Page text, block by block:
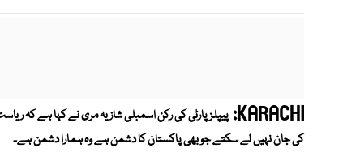
KARACHI: پیپلزپارٹی کی رکن اسمبلی شازیہ مری نے کہا ہے کہ
کی جان نہیں لے سکتے جو بھی پاکستان کا دشمن ہے وہ ہمارا دشمن ہے۔